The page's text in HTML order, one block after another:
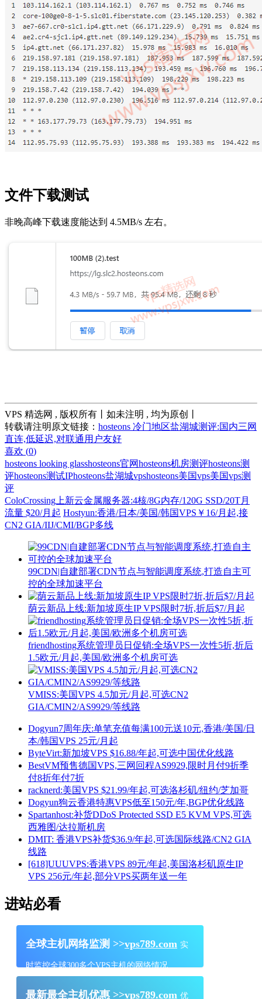
文件下载测试
非晚高峰下载速度能达到 4.5MB/s 左右。
VPS 精选网 , 版权所有丨如未注明 , 均为原创丨
转载请注明原文链接： hosteons 冷门地区盐湖城测评:国内三网
直连,低延迟,对联通用户友好
喜欢 (0)
hosteons looking glasshosteons官网hosteons机房测评hosteons测
评hosteons测试IPhosteons盐湖城vpshosteons美国vps美国vps测
评
ColoCrossing上新云金属服务器:4核/8G内存/120G SSD/20T月
流量 $20/月起 Hostyun:香港/日本/美国/韩国VPS￥16/月起,接
CN2 GIA/IIJ/CMI/BGP多线
99CDN|自建部署CDN节点与智能调度系统,打造自主可
控的全球加速平台
荫云新品上线:新加坡原生IP VPS限时7折,折后$7/月起
friendhosting系统管理员日促销:全场VPS一次性5折,折后
1.5欧元/月起,美国/欧洲多个机房可选
VMISS:美国VPS 4.5加元/月起,可选CN2
GIA/CMIN2/AS9929/等线路
Dogyun7周年庆:单笔充值每满100元送10元,香港/美国/日
本/韩国VPS 25元/月起
ByteVirt:新加坡VPS $16.88/年起,可选中国优化线路
BestVM预售德国VPS,三网回程AS9929,限时月付9折季
付8折年付7折
racknerd:美国VPS $21.99/年起,可选洛杉矶/纽约/芝加哥
Dogyun狗云香港特惠VPS低至150元/年,BGP优化线路
Spartanhost:补货DDoS Protected SSD E5 KVM VPS,可选
西雅图/达拉斯机房
DMIT: 香港VPS补货$36.9/年起,可选国际线路/CN2 GIA
线路
[618]UUUVPS:香港VPS 89元/年起,美国洛杉矶原生IP
VPS 256元/年起,部分VPS买两年送一年
进站必看
全球主机网络监测 >>vps789.com 实
时监控全球300多个VPS主机的网络情况
最新最全主机优惠 >>vps789.com 优